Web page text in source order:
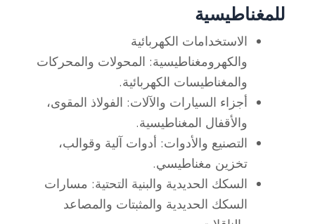
للمغناطيسية
الاستخدامات الكهربائية
والكهرومغناطيسية: المحولات والمحركات
والمغناطيسات الكهربائية.
أجزاء السيارات والآلات: الفولاذ المقوى،
والأقفال المغناطيسية.
التصنيع والأدوات: أدوات آلية وقوالب،
تخزين مغناطيسي.
السكك الحديدية والبنية التحتية: مسارات
السكك الحديدية والمثبتات والمصاعد